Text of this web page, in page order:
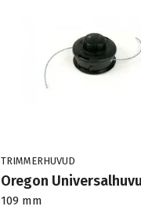
TRIMMERHUVUD
Oregon
109 mm